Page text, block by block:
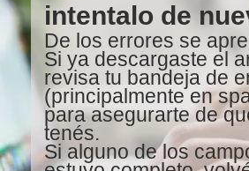
intentalo de
De los errores se
Si ya descargaste el
revisa tu bandeja de
(principalmente en
para asegurarte de
tenés.
Si alguno de los